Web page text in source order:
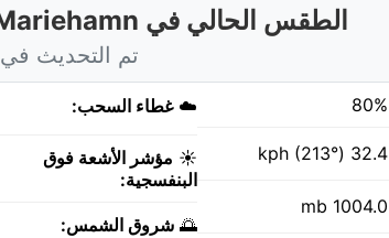
الطقس الحالي في Mariehamn، جزر آلاند
تم التحديث في 20:45 اليوم
80%
32.4 kph (213°)
1004.0 mb
☁️غطاء السحب:
☀️ مؤشر الأشعة فوق
البنفسجية:
🌅 شروق الشمس: